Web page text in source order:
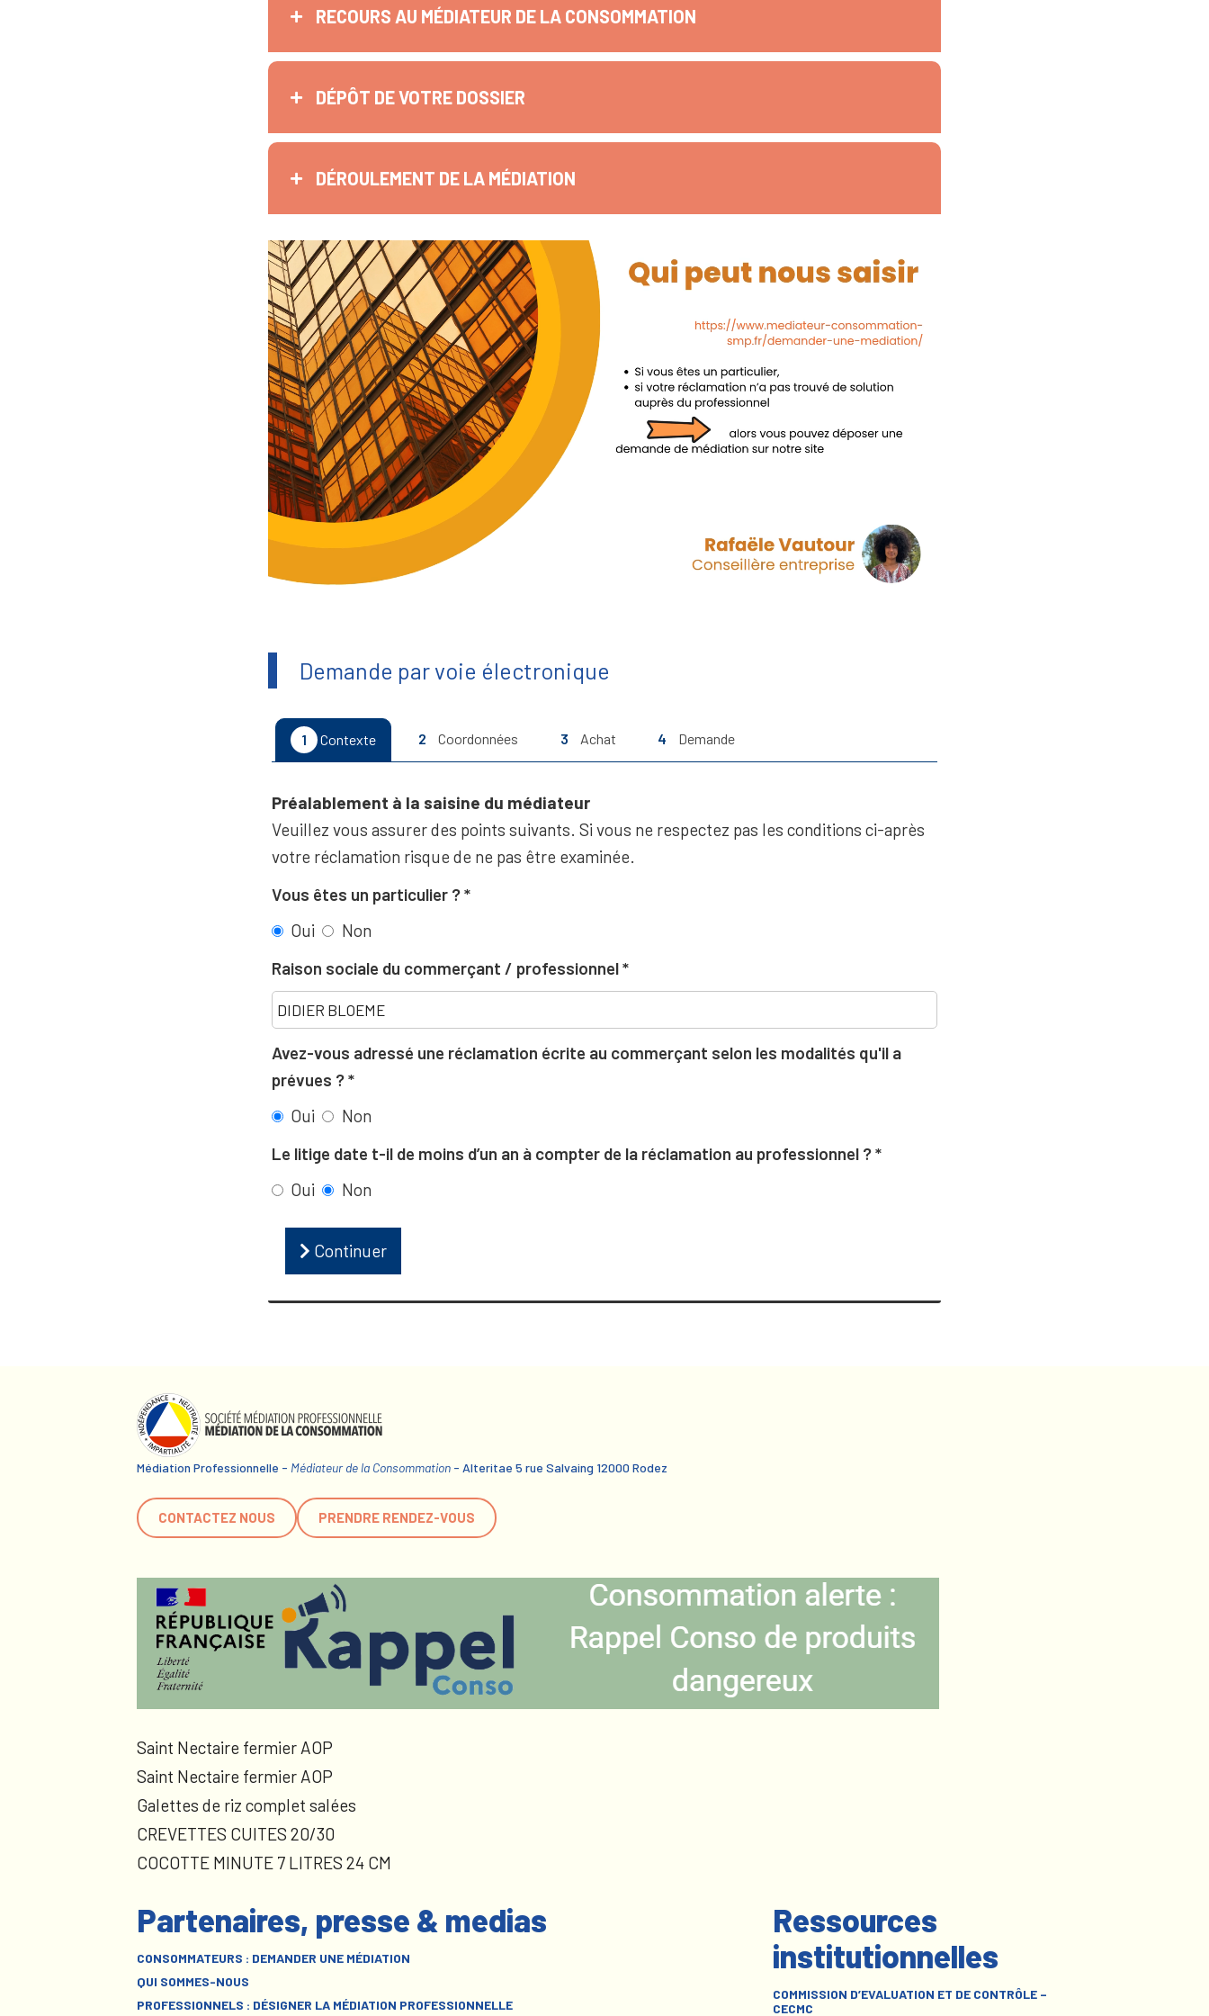
RECOURS AU MÉDIATEUR DE LA CONSOMMATION
DÉPÔT DE VOTRE DOSSIER
DÉROULEMENT DE LA MÉDIATION
Demande par voie électronique
1 Contexte 2 Coordonnées 3 Achat 4 Demande
Préalablement à la saisine du médiateur
Veuillez vous assurer des points suivants. Si vous ne respectez pas les conditions ci-après
votre réclamation risque de ne pas être examinée.
Vous êtes un particulier ?
Oui
Non
Raison sociale du commerçant / professionnel
Avez-vous adressé une réclamation écrite au commerçant selon les modalités qu'il a
prévues ?
Oui
Non
Le litige date t-il de moins d’un an à compter de la réclamation au professionnel ?
Oui
Non
Continuer
Médiation Professionnelle - Médiateur de la Consommation - Alteritae 5 rue Salvaing 12000 Rodez
CONTACTEZ NOUS PRENDRE RENDEZ-VOUS
Saint Nectaire fermier AOP
Saint Nectaire fermier AOP
Galettes de riz complet salées
CREVETTES CUITES 20/30
COCOTTE MINUTE 7 LITRES 24 CM
Partenaires, presse & medias
CONSOMMATEURS : DEMANDER UNE MÉDIATION
QUI SOMMES-NOUS
PROFESSIONNELS : DÉSIGNER LA MÉDIATION PROFESSIONNELLE
Ressources
institutionnelles
COMMISSION D’EVALUATION ET DE CONTRÔLE –
CECMC